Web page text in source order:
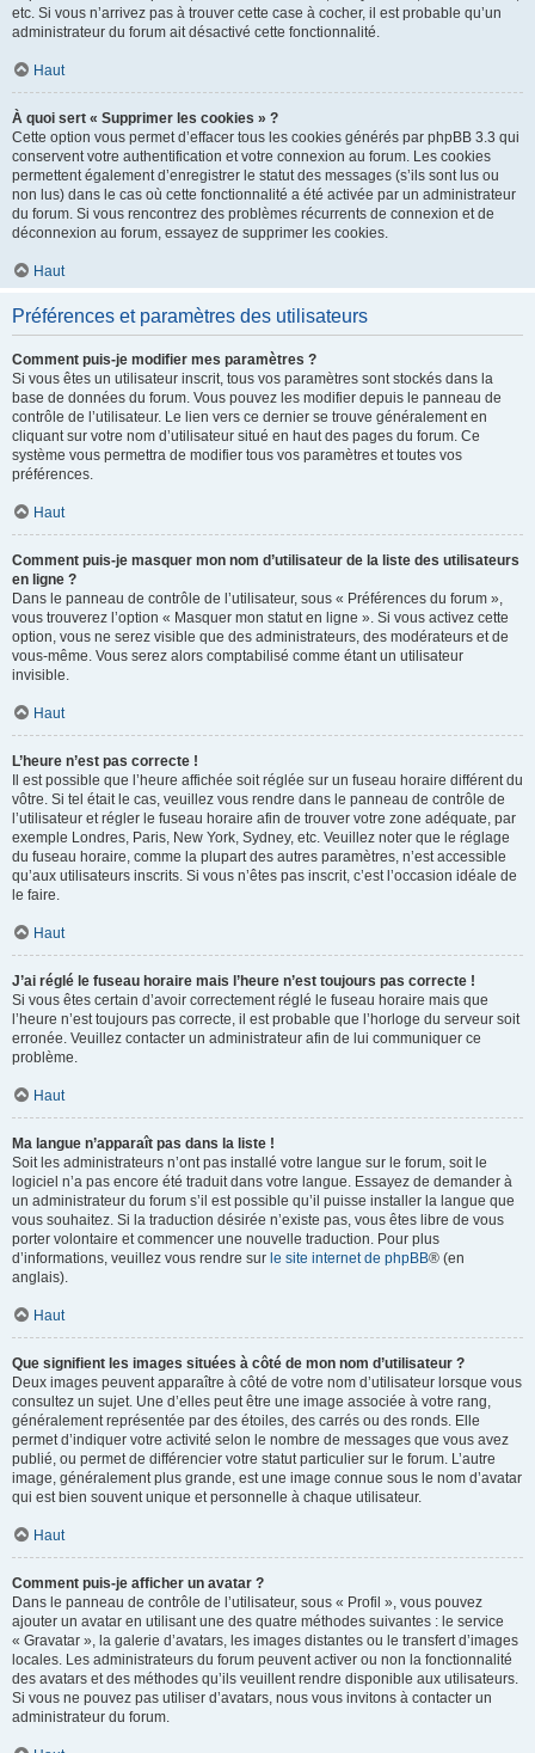
etc. Si vous n’arrivez pas à trouver cette case à cocher, il est probable qu’un
administrateur du forum ait désactivé cette fonctionnalité.
Haut
À quoi sert « Supprimer les cookies » ?
Cette option vous permet d’effacer tous les cookies générés par phpBB 3.3 qui
conservent votre authentification et votre connexion au forum. Les cookies
permettent également d’enregistrer le statut des messages (s’ils sont lus ou
non lus) dans le cas où cette fonctionnalité a été activée par un administrateur
du forum. Si vous rencontrez des problèmes récurrents de connexion et de
déconnexion au forum, essayez de supprimer les cookies.
Haut
Préférences et paramètres des utilisateurs
Comment puis-je modifier mes paramètres ?
Si vous êtes un utilisateur inscrit, tous vos paramètres sont stockés dans la
base de données du forum. Vous pouvez les modifier depuis le panneau de
contrôle de l’utilisateur. Le lien vers ce dernier se trouve généralement en
cliquant sur votre nom d’utilisateur situé en haut des pages du forum. Ce
système vous permettra de modifier tous vos paramètres et toutes vos
préférences.
Haut
Comment puis-je masquer mon nom d’utilisateur de la liste des utilisateurs
en ligne ?
Dans le panneau de contrôle de l’utilisateur, sous « Préférences du forum »,
vous trouverez l’option « Masquer mon statut en ligne ». Si vous activez cette
option, vous ne serez visible que des administrateurs, des modérateurs et de
vous-même. Vous serez alors comptabilisé comme étant un utilisateur
invisible.
Haut
L’heure n’est pas correcte !
Il est possible que l’heure affichée soit réglée sur un fuseau horaire différent du
vôtre. Si tel était le cas, veuillez vous rendre dans le panneau de contrôle de
l’utilisateur et régler le fuseau horaire afin de trouver votre zone adéquate, par
exemple Londres, Paris, New York, Sydney, etc. Veuillez noter que le réglage
du fuseau horaire, comme la plupart des autres paramètres, n’est accessible
qu’aux utilisateurs inscrits. Si vous n’êtes pas inscrit, c’est l’occasion idéale de
le faire.
Haut
J’ai réglé le fuseau horaire mais l’heure n’est toujours pas correcte !
Si vous êtes certain d’avoir correctement réglé le fuseau horaire mais que
l’heure n’est toujours pas correcte, il est probable que l’horloge du serveur soit
erronée. Veuillez contacter un administrateur afin de lui communiquer ce
problème.
Haut
Ma langue n’apparaît pas dans la liste !
Soit les administrateurs n’ont pas installé votre langue sur le forum, soit le
logiciel n’a pas encore été traduit dans votre langue. Essayez de demander à
un administrateur du forum s’il est possible qu’il puisse installer la langue que
vous souhaitez. Si la traduction désirée n’existe pas, vous êtes libre de vous
porter volontaire et commencer une nouvelle traduction. Pour plus
d’informations, veuillez vous rendre sur le site internet de phpBB® (en
anglais).
Haut
Que signifient les images situées à côté de mon nom d’utilisateur ?
Deux images peuvent apparaître à côté de votre nom d’utilisateur lorsque vous
consultez un sujet. Une d’elles peut être une image associée à votre rang,
généralement représentée par des étoiles, des carrés ou des ronds. Elle
permet d’indiquer votre activité selon le nombre de messages que vous avez
publié, ou permet de différencier votre statut particulier sur le forum. L’autre
image, généralement plus grande, est une image connue sous le nom d’avatar
qui est bien souvent unique et personnelle à chaque utilisateur.
Haut
Comment puis-je afficher un avatar ?
Dans le panneau de contrôle de l’utilisateur, sous « Profil », vous pouvez
ajouter un avatar en utilisant une des quatre méthodes suivantes : le service
« Gravatar », la galerie d’avatars, les images distantes ou le transfert d’images
locales. Les administrateurs du forum peuvent activer ou non la fonctionnalité
des avatars et des méthodes qu’ils veuillent rendre disponible aux utilisateurs.
Si vous ne pouvez pas utiliser d’avatars, nous vous invitons à contacter un
administrateur du forum.